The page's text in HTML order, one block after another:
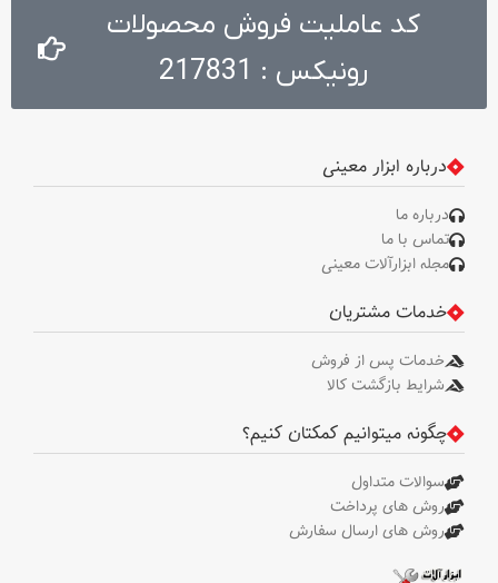
میلی ‌متر . ظرفیت سوراخکاری در بتن
: 13 میلی ‌متر . وزن : 2 کیلوگرم .
ظرفیت سه نظام : 13 میلی متر .
متعلقات : دسته جانبی طراحی شده
کد عاملیت فروش محصولات
رونیکس : 217831
درباره ابزار معینی
درباره ما
تماس با ما
مجله ابزارآلات معینی
خدمات مشتریان
خدمات پس از فروش
شرایط بازگشت کالا
چگونه میتوانیم کمکتان کنیم؟
سوالات متداول
روش های پرداخت
روش های ارسال سفارش